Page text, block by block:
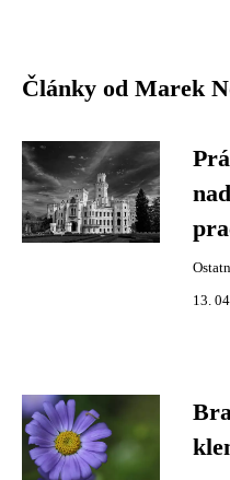
Články od Marek
13.